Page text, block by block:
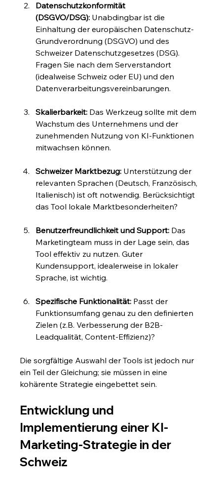
Datenschutzkonformität
(DSGVO/DSG): Unabdingbar ist die
Einhaltung der europäischen Datenschutz-
Grundverordnung (DSGVO) und des
Schweizer Datenschutzgesetzes (DSG).
Fragen Sie nach dem Serverstandort
(idealweise Schweiz oder EU) und den
Datenverarbeitungsvereinbarungen.
Skalierbarkeit: Das Werkzeug sollte mit dem
Wachstum des Unternehmens und der
zunehmenden Nutzung von KI-Funktionen
mitwachsen können.
Schweizer Marktbezug: Unterstützung der
relevanten Sprachen (Deutsch, Französisch,
Italienisch) ist oft notwendig. Berücksichtigt
das Tool lokale Marktbesonderheiten?
Benutzerfreundlichkeit und Support: Das
Marketingteam muss in der Lage sein, das
Tool effektiv zu nutzen. Guter
Kundensupport, idealerweise in lokaler
Sprache, ist wichtig.
Spezifische Funktionalität: Passt der
Funktionsumfang genau zu den definierten
Zielen (z.B. Verbesserung der B2B-
Leadqualität, Content-Effizienz)?
Die sorgfältige Auswahl der Tools ist jedoch nur
ein Teil der Gleichung; sie müssen in eine
kohärente Strategie eingebettet sein.
Entwicklung und
Implementierung einer KI-
Marketing-Strategie in der
Schweiz